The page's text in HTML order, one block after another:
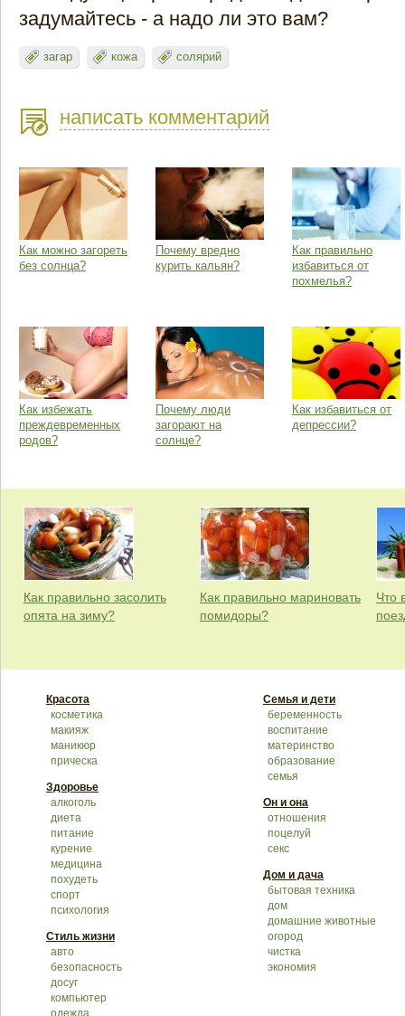
задумайтесь - а надо ли это вам?
загар кожа солярий
написать комментарий
Как можно загореть
без солнца?
Почему вредно
курить кальян?
Как правильно
избавиться от
похмелья?
Как избежать
преждевременных
родов?
Почему люди
загорают на
солнце?
Как избавиться от
депрессии?
Как правильно засолить
опята на зиму?
Как правильно мариновать
помидоры?
Что
Красота
косметика
макияж
маникюр
прическа
Здоровье
алкоголь
диета
питание
курение
медицина
похудеть
спорт
психология
Стиль жизни
авто
безопасность
досуг
компьютер
одежда
Семья и дети
беременность
воспитание
материнство
образование
семья
Он и она
отношения
поцелуй
секс
Дом и дача
бытовая техника
дом
домашние животные
огород
чистка
экономия